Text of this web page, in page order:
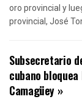
oro provincial y
provincial, José
Subsecretario
cubano
Camagüey »